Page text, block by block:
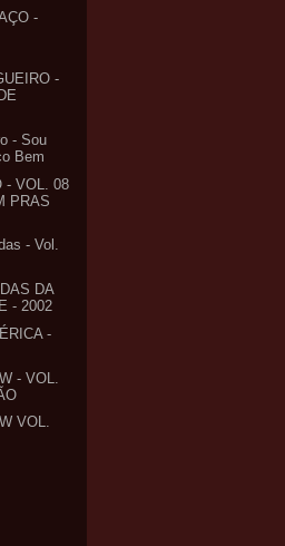
-
-
- Sou
Bem
- VOL. 08
PRAS
- Vol.
DA
- 2002
-
- VOL.
VOL.